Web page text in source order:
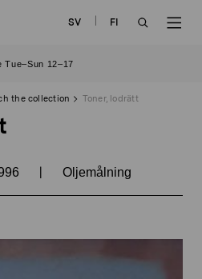
SV
FI
Tue–Sun 12–17
the collection Toner, lodrätt
| Oljemålning